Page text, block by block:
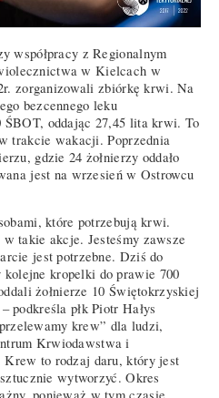
współpracy z Regionalnym
w Kielcach w
zorganizowali zbiórkę krwi. Na
bezcennego leku
ŚBOT, oddając 27,45 lita krwi. To
trakcie wakacji. Poprzednia
gdzie 24 żołnierzy oddało
jest na wrzesień w Ostrowcu
które potrzebują krwi.
takie akcje. Jesteśmy zawsze
jest potrzebne. Dziś do
kropelki do prawie 700
żołnierze 10 Świętokrzyskiej
podkreśla płk Piotr Hałys
krew” dla ludzi,
Krwiodawstwa i
to rodzaj daru, który jest
wytworzyć. Okres